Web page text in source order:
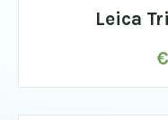
Leica
€